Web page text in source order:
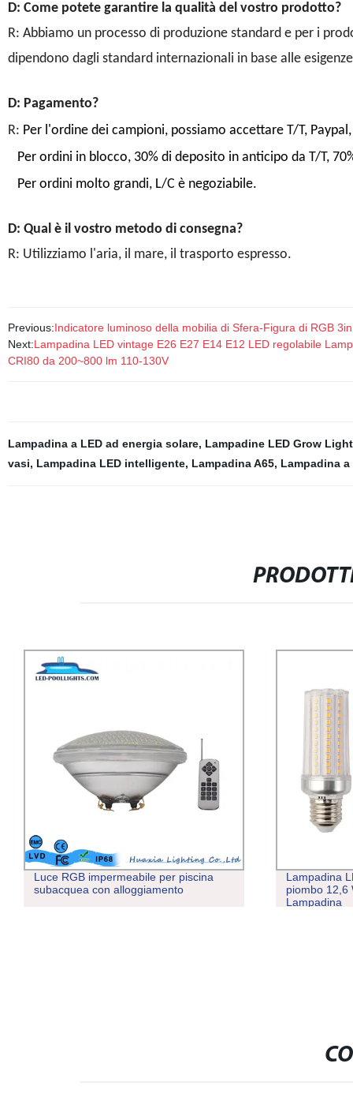
D: Come potete garantire la qualità del vostro prodotto?
R: Abbiamo un processo di produzione standard e per i
dipendono dagli standard internazionali in base alle
D: Pagamento?
R: Per l'ordine dei campioni, possiamo accettare T/T,
Per ordini in blocco, 30% di deposito in anticipo da T/T,
Per ordini molto grandi, L/C è negoziabile.
D: Qual è il vostro metodo di consegna?
R: Utilizziamo l'aria, il mare, il trasporto espresso.
Previous:Indicatore luminoso della mobilia di Sfera-Figura di RGB
Next:Lampadina LED vintage E26 E27 E14 E12 LED regolabile
CRI80 da 200~800 lm 110-130V
Lampadina a LED ad energia solare, Lampadine LED Grow Light
vasi, Lampadina LED intelligente, Lampadina A65, Lampadina a
Luce RGB impermeabile per piscina
subacquea con alloggiamento
Lampadina
piombo 12,6
Lampadina